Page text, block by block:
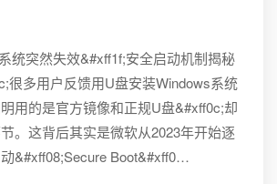
统突然失效&#xff1f;安全启动机制揭秘
很多用户反馈用U盘安装Windows系统
用的是官方镜像和正规U盘&#xff0c;却
。这背后其实是微软从2023年开始逐
&#xff08;Secure Boot&#xff0…